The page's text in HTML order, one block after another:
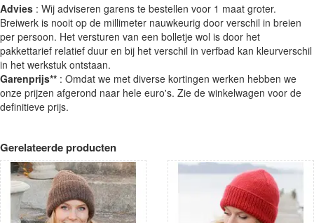
Advies : Wij adviseren garens te bestellen voor 1 maat groter.
Breiwerk is nooit op de millimeter nauwkeurig door verschil in breien
per persoon. Het versturen van een bolletje wol is door het
pakkettarief relatief duur en bij het verschil in verfbad kan kleurverschil
in het werkstuk ontstaan.
Garenprijs** : Omdat we met diverse kortingen werken hebben we
onze prijzen afgerond naar hele euro's. Zie de winkelwagen voor de
definitieve prijs.
Gerelateerde producten